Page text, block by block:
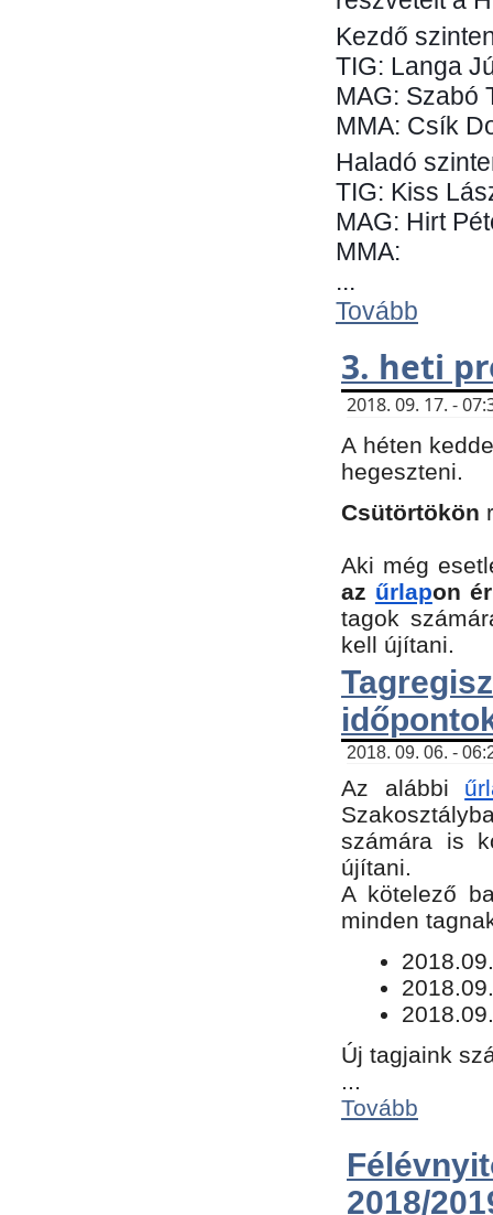
Kezdő
TIG: Langa
MAG: Szabó
MMA: Csík
Haladó
TIG: Kiss
MAG: Hirt
MMA:
...
Tovább
3. heti
2018. 09. 17. -
A héten
hegeszteni.
Csütörtökön
Aki még
az űrlapon
tagok
kell újítani.
2018. 09. 06. -
Az alábbi
számára is
újítani.
​A kötelező
minden
Új tagjaink
...
Tovább
2018/